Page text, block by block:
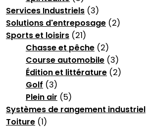
Services Industriels (3)
Solutions d'entreposage (2)
Sports et loisirs (21)
Chasse et pêche (2)
Course automobile (3)
Édition et littérature (2)
Golf (3)
Plein air (5)
Systèmes de rangement industriel
Toiture (1)